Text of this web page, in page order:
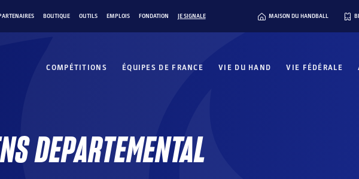
BOUTIQUE OUTILS EMPLOIS FONDATION JE SIGNALE MAISON DU HANDBALL
COMPÉTITIONS ÉQUIPES DE FRANCE VIE DU HAND VIE FÉDÉRALE
DEPARTEMENTAL